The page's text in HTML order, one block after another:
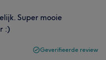
Super mooie
:)
Geverifieerde review